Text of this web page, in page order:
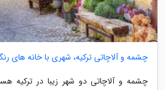
چشمه و آلاچاتی ترکیه، شهری با خانه های
چشمه و آلاچاتی دو شهر زیبا در ترکیه